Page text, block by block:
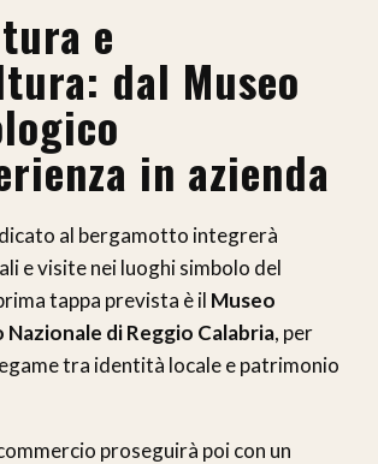
e
dal Museo
in azienda
al bergamotto integrerà
e visite nei luoghi simbolo del
tappa prevista è il Museo
di Reggio Calabria, per
tra identità locale e patrimonio
proseguirà poi con un